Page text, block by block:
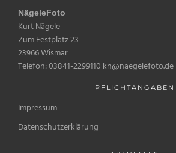
NägeleFoto
Kurt Nägele
Zum Festplatz 23
23966 Wismar
Telefon: 03841-2299110 kn@naegelefoto.de
PFLICHTANGABEN
Impressum
Datenschutzerklärung